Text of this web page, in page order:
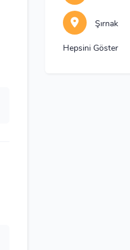
Şırnak
Hepsini Göster